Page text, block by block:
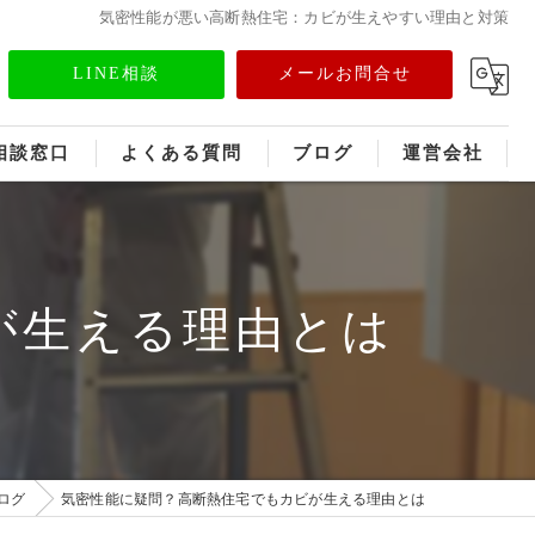
気密性能が悪い高断熱住宅：カビが生えやすい理由と対策
LINE相談 メールお問合せ
談窓口 よくある質問 ブログ 運営会社
メディア情報
える理由とは
グ 気密性能に疑問？高断熱住宅でもカビが生える理由とは